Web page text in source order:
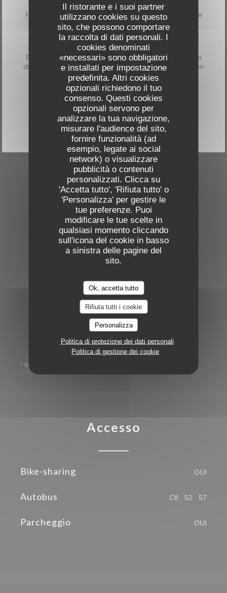
Il ristorante e i suoi partner
utilizzano cookies su questo
sito, che possono comportare
la raccolta di dati personali. I
cookies denominati
«necessari» sono obbligatori
e installati per impostazione
predefinita. Altri cookies
opzionali richiedono il tuo
consenso. Questi cookies
opzionali servono per
analizzare la tua navigazione,
misurare l'audience del sito,
fornire funzionalità (ad
esempio, legate ai social
network) o visualizzare
pubblicità o contenuti
personalizzati. Clicca su
'Accetta tutto', 'Rifiuta tutto' o
'Personalizza' per gestire le
tue preferenze. Puoi
modificare le tue scelte in
qualsiasi momento cliccando
sull'icona del cookie in basso
a sinistra delle pagine del
sito.
Ok, accetta tutto
Rifiuta tutti i cookie
Personalizza
Politica di protezione dei dati personali
Politica di gestione dei cookie
Tipologia
Halal, Carni eccezionali, Ristorante di carne, Ristorante
gastronomico, Grill Restaurant, Trattoria
Servizi
Parcheggio privato gratuito, Aria condizionata, Accesso
disabili, Parcheggio privato, Parcheggio, Wifi, Vendita on
o dai locali, Terrazza riscaldata, Terrazzo, cibo da
asporto
Metodo di pagamento
Senza contatto, Paypal, Visa, Contactless Payment,
Maestro, Contanti, Bancomat
Orari
Lunedi
11:30 - 14:30 • 18:30 - 22:30 *
Mercoledi
Chiuso
- Dom
11:30 - 14:30 • 18:30 - 22:30 *
* Solo su prenotazione
Accesso
Bike-sharing OUI
Autobus C8 . 52 . 57
Parcheggio OUI